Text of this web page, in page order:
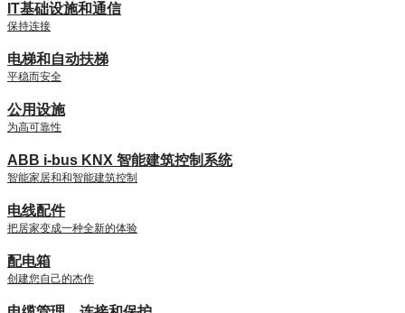
IT基础设施和通信
保持连接
电梯和自动扶梯
平稳而安全
公用设施
为高可靠性
ABB i-bus KNX 智能建筑控制系统
智能家居和和智能建筑控制
电线配件
把居家变成一种全新的体验
配电箱
创建您自己的杰作